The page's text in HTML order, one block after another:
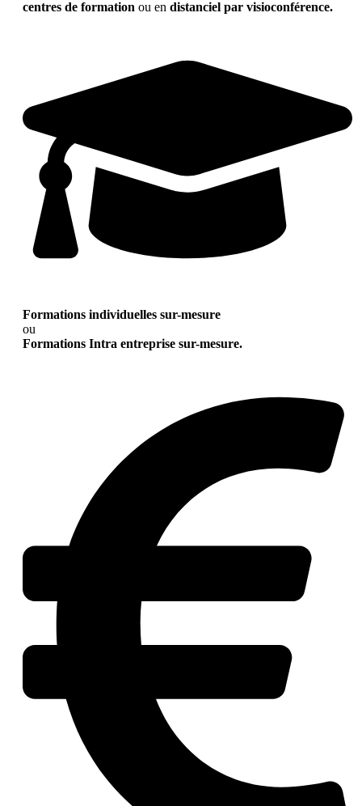
centres de formation ou en distanciel par visioconférence.
Formations individuelles sur-mesure
ou
Formations Intra entreprise sur-mesure.